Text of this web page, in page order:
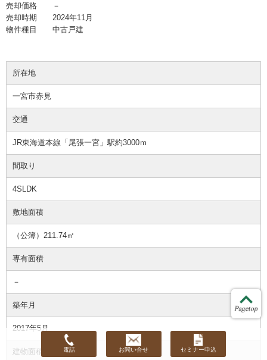
売却価格 －
売却時期 2024年11月
物件種目 中古戸建
所在地
一宮市赤見
交通
JR東海道本線「尾張一宮」駅約3000ｍ
間取り
4SLDK
敷地面積
（公簿）211.74㎡
専有面積
－
築年月
2017年5月
建物面積 電話 お問い合せ セミナー申込